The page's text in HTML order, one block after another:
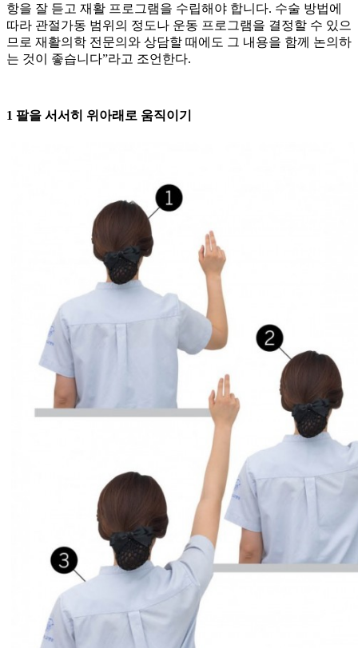
항을 잘 듣고 재활 프로그램을 수립해야 합니다. 수술 방법에
따라 관절가동 범위의 정도나 운동 프로그램을 결정할 수 있으
므로 재활의학 전문의와 상담할 때에도 그 내용을 함께 논의하
는 것이 좋습니다”라고 조언한다.
1 팔을 서서히 위아래로 움직이기